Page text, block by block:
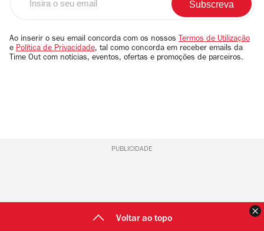
email
Ao inserir o seu email concorda com os nossos Termos de Utilização
e Política de Privacidade, tal como concorda em receber emails da
Time Out com notícias, eventos, ofertas e promoções de parceiros.
PUBLICIDADE
Voltar ao topo